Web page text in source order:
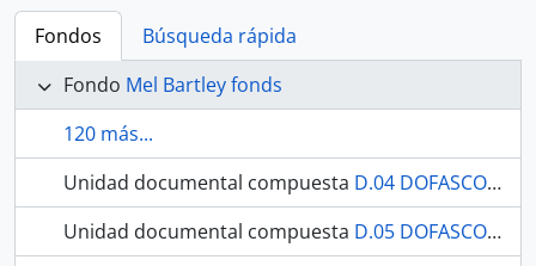
Fondos
Búsqueda rápida
Fondo Mel Bartley fonds
120 más...
Unidad documental compuesta D.04 DOFASCO: Appraisal of A. Lachapelle Prospect
Unidad documental compuesta D.05 DOFASCO: Bending Lake Iron Deposit